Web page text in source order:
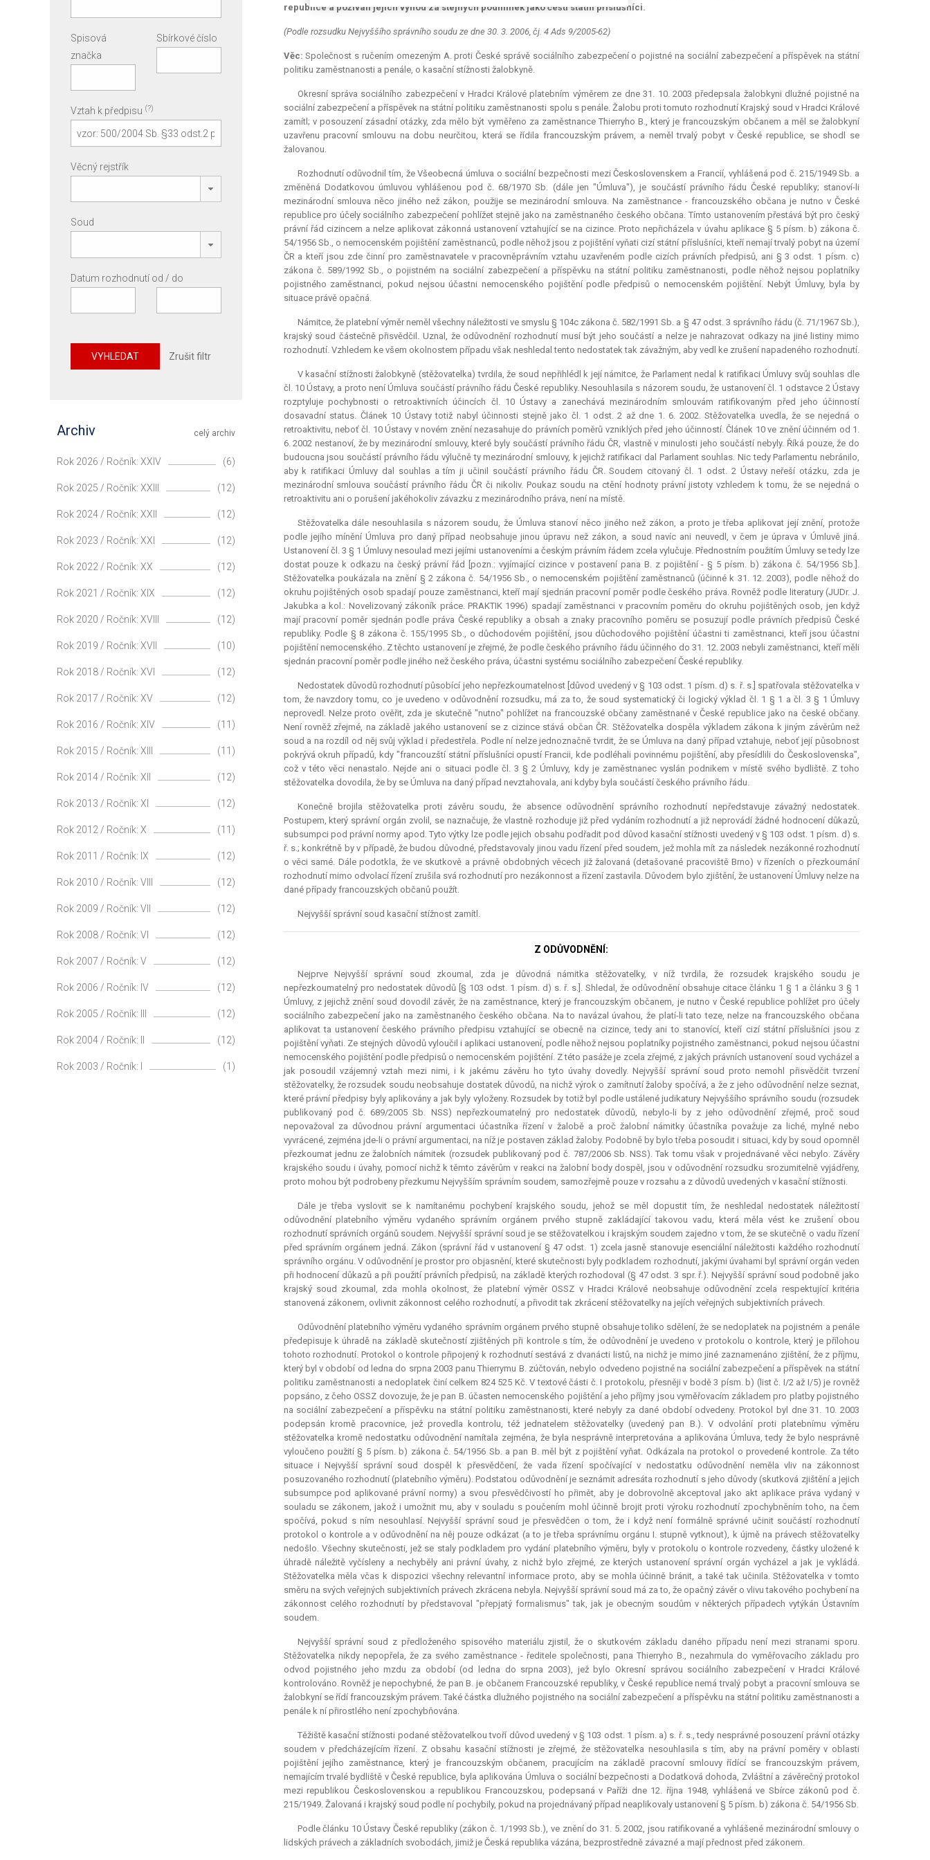
republice a požívali jejich výhod za stejných podmínek jako čeští státní příslušníci.
(Podle rozsudku Nejvyššího správního soudu ze dne 30. 3. 2006, čj. 4 Ads 9/2005-62)
Věc:Společnost s ručením omezeným A. proti České správě sociálního zabezpečení o pojistné na sociální zabezpečení a příspěvek na státní
politiku zaměstnanosti a penále, o kasační stížnosti žalobkyně.
Okresní správa sociálního zabezpečení v Hradci Králové platebním výměrem ze dne 31. 10. 2003 předepsala žalobkyni dlužné pojistné na
sociální zabezpečení a příspěvek na státní politiku zaměstnanosti spolu s penále. Žalobu proti tomuto rozhodnutí Krajský soud v Hradci Králové
zamítl; v posouzení zásadní otázky, zda mělo být vyměřeno za zaměstnance Thierryho B., který je francouzským občanem a měl se žalobkyní
uzavřenu pracovní smlouvu na dobu neurčitou, která se řídila francouzským právem, a neměl trvalý pobyt v České republice, se shodl se
žalovanou.
Rozhodnutí odůvodnil tím, že Všeobecná úmluva o sociální bezpečnosti mezi Československem a Francií, vyhlášená pod č. 215/1949 Sb. a
změněná Dodatkovou úmluvou vyhlášenou pod č. 68/1970 Sb. (dále jen "Úmluva"), je součástí právního řádu České republiky; stanoví-li
mezinárodní smlouva něco jiného než zákon, použije se mezinárodní smlouva. Na zaměstnance - francouzského občana je nutno v České
republice pro účely sociálního zabezpečení pohlížet stejně jako na zaměstnaného českého občana. Tímto ustanovením přestává být pro český
právní řád cizincem a nelze aplikovat zákonná ustanovení vztahující se na cizince. Proto nepřicházela v úvahu aplikace § 5 písm. b) zákona č.
54/1956 Sb., o nemocenském pojištění zaměstnanců, podle něhož jsou z pojištění vyňati cizí státní příslušníci, kteří nemají trvalý pobyt na území
ČR a kteří jsou zde činní pro zaměstnavatele v pracovněprávním vztahu uzavřeném podle cizích právních předpisů, ani § 3 odst. 1 písm. c)
zákona č. 589/1992 Sb., o pojistném na sociální zabezpečení a příspěvku na státní politiku zaměstnanosti, podle něhož nejsou poplatníky
pojistného zaměstnanci, pokud nejsou účastni nemocenského pojištění podle předpisů o nemocenském pojištění. Nebýt Úmluvy, byla by
situace právě opačná.
Námitce, že platební výměr neměl všechny náležitosti ve smyslu § 104c zákona č. 582/1991 Sb. a § 47 odst. 3 správního řádu (č. 71/1967 Sb.),
krajský soud částečně přisvědčil. Uznal, že odůvodnění rozhodnutí musí být jeho součástí a nelze je nahrazovat odkazy na jiné listiny mimo
rozhodnutí. Vzhledem ke všem okolnostem případu však neshledal tento nedostatek tak závažným, aby vedl ke zrušení napadeného rozhodnutí.
V kasační stížnosti žalobkyně (stěžovatelka) tvrdila, že soud nepřihlédl k její námitce, že Parlament nedal k ratifikaci Úmluvy svůj souhlas dle
čl. 10 Ústavy, a proto není Úmluva součástí právního řádu České republiky. Nesouhlasila s názorem soudu, že ustanovení čl. 1 odstavce 2 Ústavy
rozptyluje pochybnosti o retroaktivních účincích čl. 10 Ústavy a zanechává mezinárodním smlouvám ratifikovaným před jeho účinností
dosavadní status. Článek 10 Ústavy totiž nabyl účinnosti stejně jako čl. 1 odst. 2 až dne 1. 6. 2002. Stěžovatelka uvedla, že se nejedná o
retroaktivitu, neboť čl. 10 Ústavy v novém znění nezasahuje do právních poměrů vzniklých před jeho účinností. Článek 10 ve znění účinném od 1.
6. 2002 nestanoví, že by mezinárodní smlouvy, které byly součástí právního řádu ČR, vlastně v minulosti jeho součástí nebyly. Říká pouze, že do
budoucna jsou součástí právního řádu výlučně ty mezinárodní smlouvy, k jejichž ratifikaci dal Parlament souhlas. Nic tedy Parlamentu nebránilo,
aby k ratifikaci Úmluvy dal souhlas a tím ji učinil součástí právního řádu ČR. Soudem citovaný čl. 1 odst. 2 Ústavy neřeší otázku, zda je
mezinárodní smlouva součástí právního řádu ČR či nikoliv. Poukaz soudu na ctění hodnoty právní jistoty vzhledem k tomu, že se nejedná o
retroaktivitu ani o porušení jakéhokoliv závazku z mezinárodního práva, není na místě.
Stěžovatelka dále nesouhlasila s názorem soudu, že Úmluva stanoví něco jiného než zákon, a proto je třeba aplikovat její znění, protože
podle jejího mínění Úmluva pro daný případ neobsahuje jinou úpravu než zákon, a soud navíc ani neuvedl, v čem je úprava v Úmluvě jiná.
Ustanovení čl. 3 § 1 Úmluvy nesoulad mezi jejími ustanoveními a českým právním řádem zcela vylučuje. Přednostním použitím Úmluvy se tedy lze
dostat pouze k odkazu na český právní řád [pozn.: vyjímající cizince v postavení pana B. z pojištění - § 5 písm. b) zákona č. 54/1956 Sb.].
Stěžovatelka poukázala na znění § 2 zákona č. 54/1956 Sb., o nemocenském pojištění zaměstnanců (účinné k 31. 12. 2003), podle něhož do
okruhu pojištěných osob spadají pouze zaměstnanci, kteří mají sjednán pracovní poměr podle českého práva. Rovněž podle literatury (JUDr. J.
Jakubka a kol.: Novelizovaný zákoník práce. PRAKTIK 1996) spadají zaměstnanci v pracovním poměru do okruhu pojištěných osob, jen když
mají pracovní poměr sjednán podle práva České republiky a obsah a znaky pracovního poměru se posuzují podle právních předpisů České
republiky. Podle § 8 zákona č. 155/1995 Sb., o důchodovém pojištění, jsou důchodového pojištění účastni ti zaměstnanci, kteří jsou účastni
pojištění nemocenského. Z těchto ustanovení je zřejmé, že podle českého právního řádu účinného do 31. 12. 2003 nebyli zaměstnanci, kteří měli
sjednán pracovní poměr podle jiného než českého práva, účastni systému sociálního zabezpečení České republiky.
Nedostatek důvodů rozhodnutí působící jeho nepřezkoumatelnost [důvod uvedený v § 103 odst. 1 písm. d) s. ř. s.] spatřovala stěžovatelka v
tom, že navzdory tomu, co je uvedeno v odůvodnění rozsudku, má za to, že soud systematický či logický výklad čl. 1 § 1 a čl. 3 § 1 Úmluvy
neprovedl. Nelze proto ověřit, zda je skutečně "nutno" pohlížet na francouzské občany zaměstnané v České republice jako na české občany.
Není rovněž zřejmé, na základě jakého ustanovení se z cizince stává občan ČR. Stěžovatelka dospěla výkladem zákona k jiným závěrům než
soud a na rozdíl od něj svůj výklad i předestřela. Podle ní nelze jednoznačně tvrdit, že se Úmluva na daný případ vztahuje, neboť její působnost
pokrývá okruh případů, kdy "francouzští státní příslušníci opustí Francii, kde podléhali povinnému pojištění, aby přesídlili do Československa",
což v této věci nenastalo. Nejde ani o situaci podle čl. 3 § 2 Úmluvy, kdy je zaměstnanec vyslán podnikem v místě svého bydliště. Z toho
stěžovatelka dovodila, že by se Úmluva na daný případ nevztahovala, ani kdyby byla součástí českého právního řádu.
Konečně brojila stěžovatelka proti závěru soudu, že absence odůvodnění správního rozhodnutí nepředstavuje závažný nedostatek.
Postupem, který správní orgán zvolil, se naznačuje, že vlastně rozhoduje již před vydáním rozhodnutí a již neprovádí žádné hodnocení důkazů,
subsumpci pod právní normy apod. Tyto výtky lze podle jejich obsahu podřadit pod důvod kasační stížnosti uvedený v § 103 odst. 1 písm. d) s.
ř. s.; konkrétně by v případě, že budou důvodné, představovaly jinou vadu řízení před soudem, jež mohla mít za následek nezákonné rozhodnutí
o věci samé. Dále podotkla, že ve skutkově a právně obdobných věcech již žalovaná (detašované pracoviště Brno) v řízeních o přezkoumání
rozhodnutí mimo odvolací řízení zrušila svá rozhodnutí pro nezákonnost a řízení zastavila. Důvodem bylo zjištění, že ustanovení Úmluvy nelze na
dané případy francouzských občanů použít.
Nejvyšší správní soud kasační stížnost zamítl.
Z ODŮVODNĚNÍ:
Nejprve Nejvyšší správní soud zkoumal, zda je důvodná námitka stěžovatelky, v níž tvrdila, že rozsudek krajského soudu je
nepřezkoumatelný pro nedostatek důvodů [§ 103 odst. 1 písm. d) s. ř. s.]. Shledal, že odůvodnění obsahuje citace článku 1 § 1 a článku 3 § 1
Úmluvy, z jejichž znění soud dovodil závěr, že na zaměstnance, který je francouzským občanem, je nutno v České republice pohlížet pro účely
sociálního zabezpečení jako na zaměstnaného českého občana. Na to navázal úvahou, že platí-li tato teze, nelze na francouzského občana
aplikovat ta ustanovení českého právního předpisu vztahující se obecně na cizince, tedy ani to stanovící, kteří cizí státní příslušníci jsou z
pojištění vyňati. Ze stejných důvodů vyloučil i aplikaci ustanovení, podle něhož nejsou poplatníky pojistného zaměstnanci, pokud nejsou účastni
nemocenského pojištění podle předpisů o nemocenském pojištění. Z této pasáže je zcela zřejmé, z jakých právních ustanovení soud vycházel a
jak posoudil vzájemný vztah mezi nimi, i k jakému závěru ho tyto úvahy dovedly. Nejvyšší správní soud proto nemohl přisvědčit tvrzení
stěžovatelky, že rozsudek soudu neobsahuje dostatek důvodů, na nichž výrok o zamítnutí žaloby spočívá, a že z jeho odůvodnění nelze seznat,
které právní předpisy byly aplikovány a jak byly vyloženy. Rozsudek by totiž byl podle ustálené judikatury Nejvyššího správního soudu (rozsudek
publikovaný pod č. 689/2005 Sb. NSS) nepřezkoumatelný pro nedostatek důvodů, nebylo-li by z jeho odůvodnění zřejmé, proč soud
nepovažoval za důvodnou právní argumentaci účastníka řízení v žalobě a proč žalobní námitky účastníka považuje za liché, mylné nebo
vyvrácené, zejména jde-li o právní argumentaci, na níž je postaven základ žaloby. Podobně by bylo třeba posoudit i situaci, kdy by soud opomněl
přezkoumat jednu ze žalobních námitek (rozsudek publikovaný pod č. 787/2006 Sb. NSS). Tak tomu však v projednávané věci nebylo. Závěry
krajského soudu i úvahy, pomocí nichž k těmto závěrům v reakci na žalobní body dospěl, jsou v odůvodnění rozsudku srozumitelně vyjádřeny,
proto mohou být podrobeny přezkumu Nejvyšším správním soudem, samozřejmě pouze v rozsahu a z důvodů uvedených v kasační stížnosti.
Dále je třeba vyslovit se k namítanému pochybení krajského soudu, jehož se měl dopustit tím, že neshledal nedostatek náležitostí
odůvodnění platebního výměru vydaného správním orgánem prvého stupně zakládající takovou vadu, která měla vést ke zrušení obou
rozhodnutí správních orgánů soudem. Nejvyšší správní soud je se stěžovatelkou i krajským soudem zajedno v tom, že se skutečně o vadu řízení
před správním orgánem jedná. Zákon (správní řád v ustanovení § 47 odst. 1) zcela jasně stanovuje esenciální náležitosti každého rozhodnutí
správního orgánu. V odůvodnění je prostor pro objasnění, které skutečnosti byly podkladem rozhodnutí, jakými úvahami byl správní orgán veden
při hodnocení důkazů a při použití právních předpisů, na základě kterých rozhodoval (§ 47 odst. 3 spr. ř.). Nejvyšší správní soud podobně jako
krajský soud zkoumal, zda mohla okolnost, že platební výměr OSSZ v Hradci Králové neobsahuje odůvodnění zcela respektující kritéria
stanovená zákonem, ovlivnit zákonnost celého rozhodnutí, a přivodit tak zkrácení stěžovatelky na jejích veřejných subjektivních právech.
Odůvodnění platebního výměru vydaného správním orgánem prvého stupně obsahuje toliko sdělení, že se nedoplatek na pojistném a penále
předepisuje k úhradě na základě skutečností zjištěných při kontrole s tím, že odůvodnění je uvedeno v protokolu o kontrole, který je přílohou
tohoto rozhodnutí. Protokol o kontrole připojený k rozhodnutí sestává z dvanácti listů, na nichž je mimo jiné zaznamenáno zjištění, že z příjmu,
který byl v období od ledna do srpna 2003 panu Thierrymu B. zúčtován, nebylo odvedeno pojistné na sociální zabezpečení a příspěvek na státní
politiku zaměstnanosti a nedoplatek činí celkem 824 525 Kč. V textové části č. I protokolu, přesněji v bodě 3 písm. b) (list č. I/2 až I/5) je rovněž
popsáno, z čeho OSSZ dovozuje, že je pan B. účasten nemocenského pojištění a jeho příjmy jsou vyměřovacím základem pro platby pojistného
na sociální zabezpečení a příspěvku na státní politiku zaměstnanosti, které nebyly za dané období odvedeny. Protokol byl dne 31. 10. 2003
podepsán kromě pracovnice, jež provedla kontrolu, též jednatelem stěžovatelky (uvedený pan B.). V odvolání proti platebnímu výměru
stěžovatelka kromě nedostatku odůvodnění namítala zejména, že byla nesprávně interpretována a aplikována Úmluva, tedy že bylo nesprávně
vyloučeno použití § 5 písm. b) zákona č. 54/1956 Sb. a pan B. měl být z pojištění vyňat. Odkázala na protokol o provedené kontrole. Za této
situace i Nejvyšší správní soud dospěl k přesvědčení, že vada řízení spočívající v nedostatku odůvodnění neměla vliv na zákonnost
posuzovaného rozhodnutí (platebního výměru). Podstatou odůvodnění je seznámit adresáta rozhodnutí s jeho důvody (skutková zjištění a jejich
subsumpcepod aplikované právní normy) a svou přesvědčivostí ho přimět, aby je dobrovolně akceptoval jako akt aplikace práva vydaný v
souladu se zákonem, jakož i umožnit mu, aby v souladu s poučením mohl účinně brojit proti výroku rozhodnutí zpochybněním toho, na čem
spočívá, pokud s ním nesouhlasí. Nejvyšší správní soud je přesvědčen o tom, že i když není formálně správné učinit součástí rozhodnutí
protokol o kontrole a v odůvodnění na něj pouze odkázat (a to je třeba správnímu orgánu I. stupně vytknout), k újmě na právech stěžovatelky
nedošlo. Všechny skutečnosti, jež se staly podkladem pro vydání platebního výměru, byly v protokolu o kontrole rozvedeny, částky uložené k
úhradě náležitě vyčísleny a nechyběly ani právní úvahy, z nichž bylo zřejmé, ze kterých ustanovení správní orgán vycházel a jak je vykládá.
Stěžovatelka měla včas k dispozici všechnyrelevantní informace proto, aby se mohla účinně bránit, a také tak učinila. Stěžovatelka v tomto
směru na svých veřejných subjektivních právech zkrácena nebyla. Nejvyšší správní soud má za to, že opačný závěr o vlivu takového pochybení na
zákonnost celého rozhodnutí by představoval "přepjatý formalismus" tak, jak je obecným soudům v některých případech vytýkán Ústavním
soudem.
Nejvyšší správní soud z předloženého spisového materiálu zjistil, že o skutkovém základu daného případu není mezi stranami sporu.
Stěžovatelka nikdy nepopřela, že za svého zaměstnance - ředitele společnosti, pana Thierryho B., nezahrnula do vyměřovacího základu pro
odvod pojistného jeho mzdu za období (od ledna do srpna 2003), jež bylo Okresní správou sociálního zabezpečení v Hradci Králové
kontrolováno. Rovněž je nepochybné, že pan B. je občanem Francouzské republiky, v České republice nemá trvalý pobyt a pracovní smlouva se
žalobkyní se řídí francouzským právem. Také částka dlužného pojistného na sociální zabezpečení a příspěvku na státní politiku zaměstnanosti a
penále k ní přirostlého není zpochybňována.
Těžiště kasační stížnosti podané stěžovatelkou tvoří důvod uvedený v § 103 odst. 1 písm. a) s. ř. s., tedy nesprávné posouzení právní otázky
soudem v předcházejícím řízení. Z obsahu kasační stížnosti je zřejmé, že stěžovatelka nesouhlasila s tím, aby na právní poměry v oblasti
pojištění jejího zaměstnance, který je francouzským občanem, pracujícím na základě pracovní smlouvy řídící se francouzským právem,
nemajícím trvalé bydliště v České republice, byla aplikována Úmluva o sociální bezpečnosti a Dodatková dohoda, Zvláštní a závěrečný protokol
mezi republikou Československou a republikou Francouzskou, podepsaná v Paříži dne 12. října 1948, vyhlášená ve Sbírce zákonů pod č.
215/1949. Žalovaná i krajský soud podle ní pochybily, pokud na projednávaný případ neaplikovaly ustanovení § 5 písm. b) zákona č. 54/1956 Sb.
Podle článku 10 Ústavy České republiky (zákon č. 1/1993 Sb.), ve znění do 31. 5. 2002, jsou ratifikované a vyhlášené mezinárodní smlouvy o
lidských právech a základních svobodách, jimiž je Česká republika vázána, bezprostředně závazné a mají přednost před zákonem.
Spisová
značka
Sbírkové číslo
Vztah k předpisu (?)
Věcný rejstřík
Soud
Datum rozhodnutí od / do
VYHLEDAT Zrušit filtr
celý archiv
Archiv
Rok 2026 / Ročník: XXIV (6)
Rok 2025 / Ročník: XXIII (12)
Rok 2024 / Ročník: XXII (12)
Rok 2023 / Ročník: XXI (12)
Rok 2022 / Ročník: XX (12)
Rok 2021 / Ročník: XIX (12)
Rok 2020 / Ročník: XVIII (12)
Rok 2019 / Ročník: XVII (10)
Rok 2018 / Ročník: XVI (12)
Rok 2017 / Ročník: XV (12)
Rok 2016 / Ročník: XIV (11)
Rok 2015 / Ročník: XIII (11)
Rok 2014 / Ročník: XII (12)
Rok 2013 / Ročník: XI (12)
Rok 2012 / Ročník: X (11)
Rok 2011 / Ročník: IX (12)
Rok 2010 / Ročník: VIII (12)
Rok 2009 / Ročník: VII (12)
Rok 2008 / Ročník: VI (12)
Rok 2007 / Ročník: V (12)
Rok 2006 / Ročník: IV (12)
Rok 2005 / Ročník: III (12)
Rok 2004 / Ročník: II (12)
Rok 2003 / Ročník: I (1)